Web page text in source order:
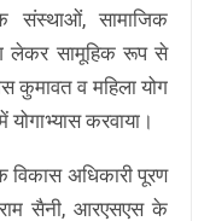
संस्थाओं, सामाजिक
लेकर सामूहिक रूप से
कुमावत व महिला योग
करवाया।
अधिकारी पूरण
सैनी, आरएसएस के